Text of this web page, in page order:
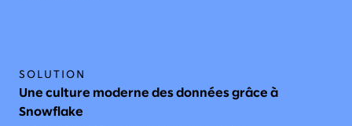
SOLUTION
Une culture moderne des données grâce à
Snowflake